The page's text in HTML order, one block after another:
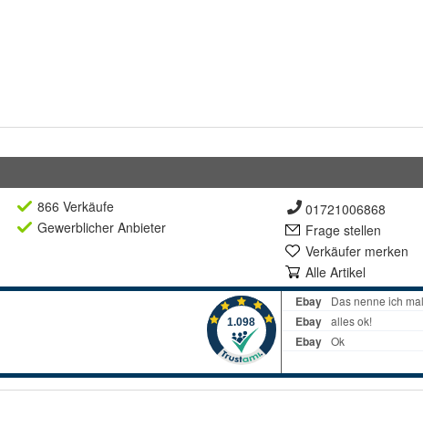
866 Verkäufe
Gewerblicher Anbieter
01721006868
Frage stellen
Verkäufer merken
Alle Artikel